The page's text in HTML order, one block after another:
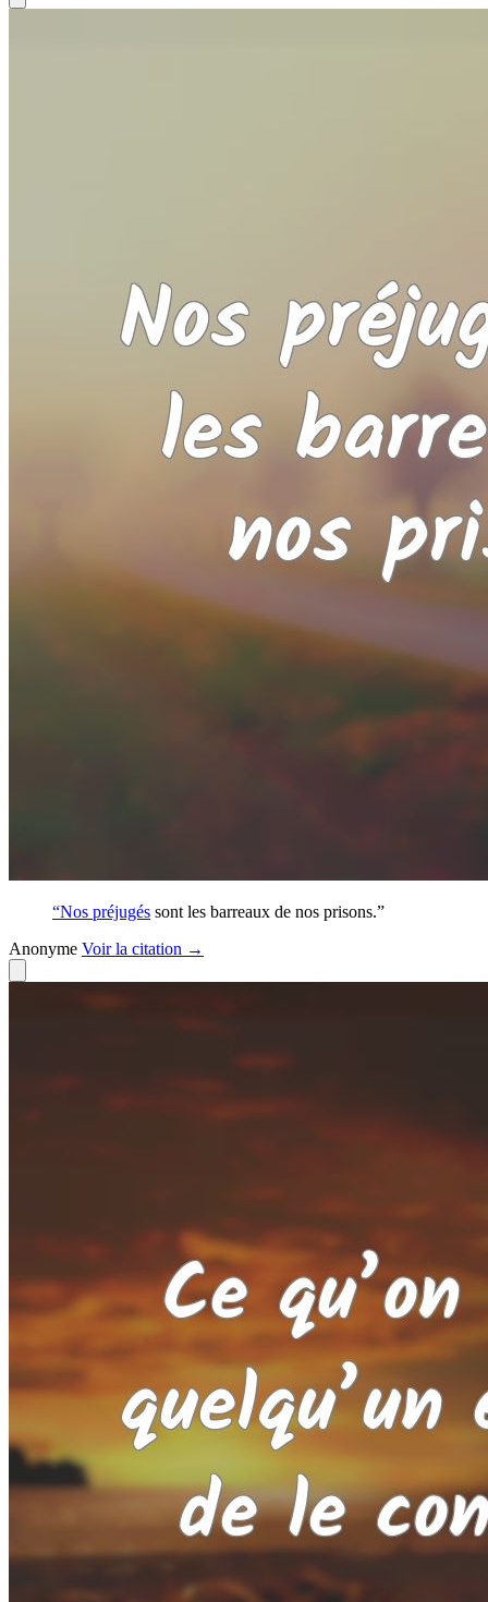
“Nos préjugés sont les barreaux de nos prisons.”
Anonyme Voirla citation →